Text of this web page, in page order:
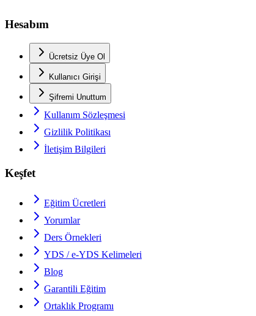
Hesabım
Ücretsiz Üye Ol
Kullanıcı Girişi
Şifremi Unuttum
Kullanım Sözleşmesi
Gizlilik Politikası
İletişim Bilgileri
Keşfet
Eğitim Ücretleri
Yorumlar
Ders Örnekleri
YDS / e-YDS Kelimeleri
Blog
Garantili Eğitim
Ortaklık Programı